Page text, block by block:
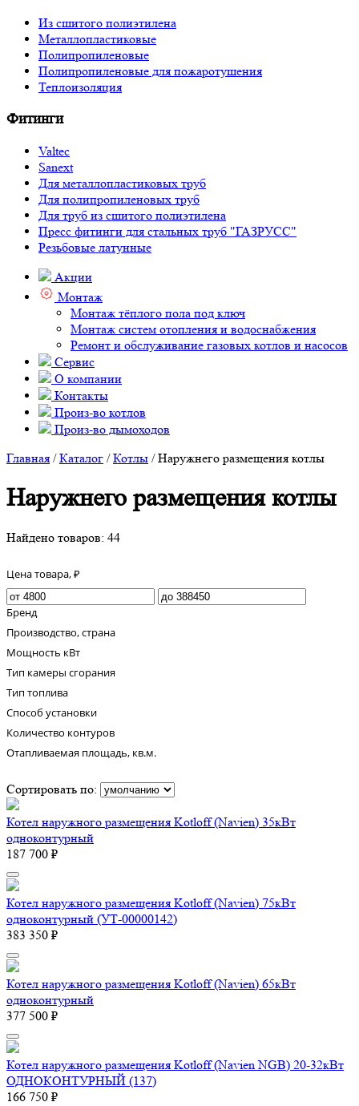
Из сшитого полиэтилена
Металлопластиковые
Полипропиленовые
Полипропиленовые для пожаротушения
Теплоизоляция
Фитинги
Valtec
Sanext
Для металлопластиковых труб
Для полипропиленовых труб
Для труб из сшитого полиэтилена
Пресс фитинги для стальных труб "ГАЗРУСС"
Резьбовые латунные
Акции
Монтаж
Монтаж тёплого пола под ключ
Монтаж систем отопления и водоснабжения
Ремонт и обслуживание газовых котлов и насосов
Сервис
О компании
Контакты
Произ-во котлов
Произ-во дымоходов
Главная /Каталог /Котлы / Наружнего размещения котлы
Наружнего размещения котлы
Найдено товаров: 44
Цена товара, ₽
Бренд
Производство, страна
Мощность кВт
Тип камеры сгорания
Тип топлива
Способ установки
Количество контуров
Отапливаемая площадь, кв.м.
Сортировать по:
Котел наружного размещения Kotloff (Navien) 35кВт
одноконтурный
187 700 ₽
Котел наружного размещения Kotloff (Navien) 75кВт
одноконтурный (УТ-00000142)
383 350 ₽
Котел наружного размещения Kotloff (Navien) 65кВт
одноконтурный
377 500 ₽
Котел наружного размещения Kotloff (Navien NGB) 20-32кВт
ОДНОКОНТУРНЫЙ (137)
166 750 ₽